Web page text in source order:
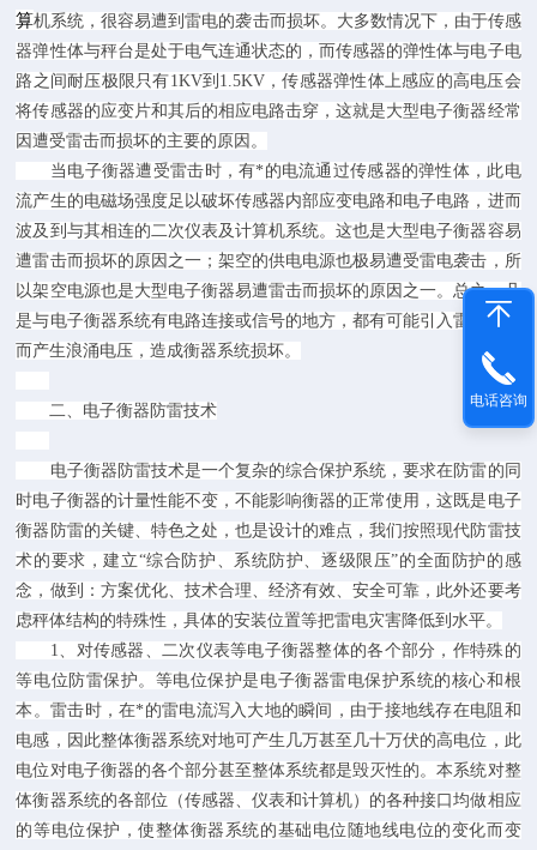
算机系统，很容易遭到雷电的袭击而损坏。大多数情况下，由于传感
器弹性体与秤台是处于电气连通状态的，而传感器的弹性体与电子电
路之间耐压极限只有1KV到1.5KV，传感器弹性体上感应的高电压会
将传感器的应变片和其后的相应电路击穿，这就是大型电子衡器经常
因遭受雷击而损坏的主要的原因。
当电子衡器遭受雷击时，有*的电流通过传感器的弹性体，此电
流产生的电磁场强度足以破坏传感器内部应变电路和电子电路，进而
波及到与其相连的二次仪表及计算机系统。这也是大型电子衡器容易
遭雷击而损坏的原因之一；架空的供电电源也极易遭受雷电袭击，所
以架空电源也是大型电子衡器易遭雷击而损坏的原因之一。总之，凡
是与电子衡器系统有电路连接或信号的地方，都有可能引入雷电袭击
而产生浪涌电压，造成衡器系统损坏。
二、电子衡器防雷技术
电子衡器防雷技术是一个复杂的综合保护系统，要求在防雷的同
时电子衡器的计量性能不变，不能影响衡器的正常使用，这既是电子
衡器防雷的关键、特色之处，也是设计的难点，我们按照现代防雷技
术的要求，建立“综合防护、系统防护、逐级限压”的全面防护的感
念，做到：方案优化、技术合理、经济有效、安全可靠，此外还要考
虑秤体结构的特殊性，具体的安装位置等把雷电灾害降低到水平。
1、对传感器、二次仪表等电子衡器整体的各个部分，作特殊的
等电位防雷保护。等电位保护是电子衡器雷电保护系统的核心和根
本。雷击时，在*的雷电流泻入大地的瞬间，由于接地线存在电阻和
电感，因此整体衡器系统对地可产生几万甚至几十万伏的高电位，此
电位对电子衡器的各个部分甚至整体系统都是毁灭性的。本系统对整
体衡器系统的各部位（传感器、仪表和计算机）的各种接口均做相应
的等电位保护，使整体衡器系统的基础电位随地线电位的变化而变
电话咨询